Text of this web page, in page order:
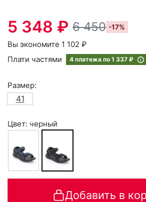
5 348 ₽ 6 450 -17%
Вы экономите 1 102 ₽
Плати частями
4 платежа по 1 337 ₽
Размер:
41
Цвет: черный
Добавить в